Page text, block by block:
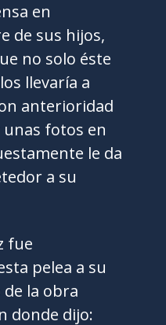
en
de sus hijos,
no solo éste
llevaría a
anterioridad
unas fotos en
le da
a su
fue
pelea a su
la obra
donde dijo: